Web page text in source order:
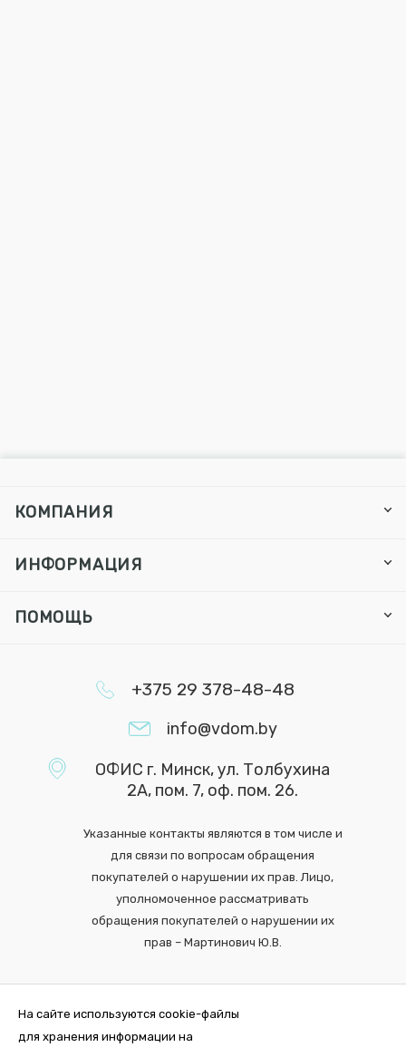
КОМПАНИЯ
ИНФОРМАЦИЯ
ПОМОЩЬ
+375 29 378-48-48
info@vdom.by
ОФИС г. Минск, ул. Толбухина
2А, пом. 7, оф. пом. 26.
Указанные контакты являются в том числе и
для связи по вопросам обращения
покупателей о нарушении их прав. Лицо,
уполномоченное рассматривать
обращения покупателей о нарушении их
прав – Мартинович Ю.В.
На сайте используются cookie-файлы
для хранения информации на